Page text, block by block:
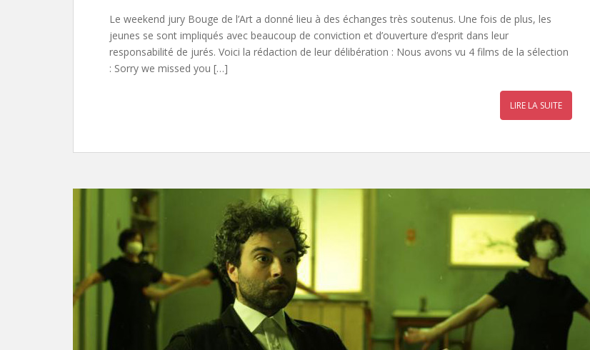
Le weekend jury Bouge de l’Art a donné lieu à des échanges très soutenus. Une fois de plus, les
jeunes se sont impliqués avec beaucoup de conviction et d’ouverture d’esprit dans leur
responsabilité de jurés. Voici la rédaction de leur délibération : Nous avons vu 4 films de la sélection
: Sorry we missed you […]
LIRE LA SUITE